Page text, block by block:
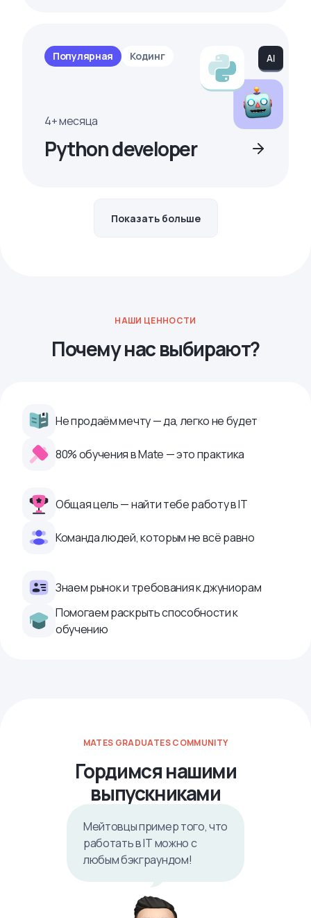
Популярная Кодинг
4+ месяца
Python developer
Показать больше
НАШИ ЦЕННОСТИ
Почему нас выбирают?
Не продаём мечту — да, легко не будет
80% обучения в Mate — это практика
Общая цель — найти тебе работу в IТ
Команда людей, которым не всё равно
Знаем рынок и требования к джуниорам
Помогаем раскрыть способности к
обучению
MATES GRADUATES COMMUNITY
Гордимся нашими
выпускниками
Мейтовцы пример того, что
работать в IТ можно с
любым бэкграундом!